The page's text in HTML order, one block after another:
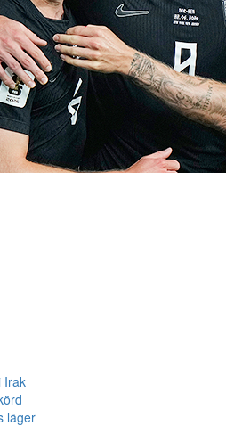
Irak
läger